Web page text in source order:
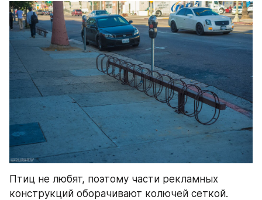
Птиц не любят, поэтому части рекламных
конструкций оборачивают колючей сеткой.